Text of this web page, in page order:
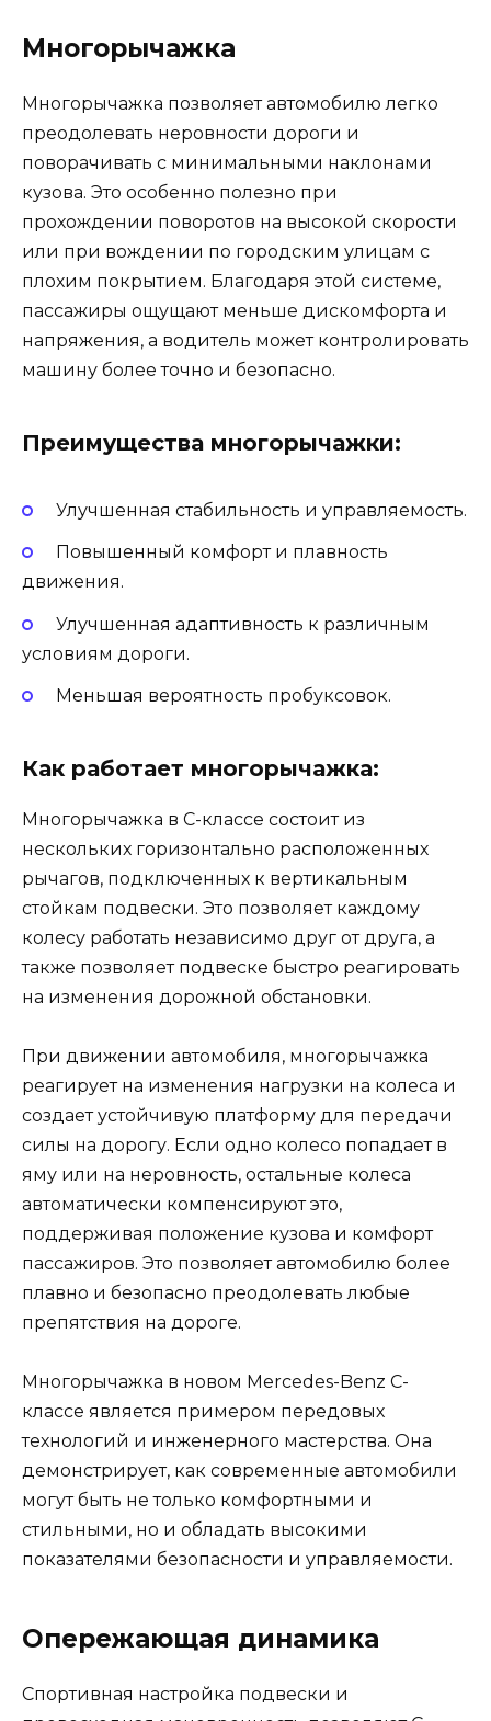
Многорычажка
Многорычажка позволяет автомобилю легко
преодолевать неровности дороги и
поворачивать с минимальными наклонами
кузова. Это особенно полезно при
прохождении поворотов на высокой скорости
или при вождении по городским улицам с
плохим покрытием. Благодаря этой системе,
пассажиры ощущают меньше дискомфорта и
напряжения, а водитель может контролировать
машину более точно и безопасно.
Преимущества многорычажки:
Улучшенная стабильность и управляемость.
Повышенный комфорт и плавность
движения.
Улучшенная адаптивность к различным
условиям дороги.
Меньшая вероятность пробуксовок.
Как работает многорычажка:
Многорычажка в C-классе состоит из
нескольких горизонтально расположенных
рычагов, подключенных к вертикальным
стойкам подвески. Это позволяет каждому
колесу работать независимо друг от друга, а
также позволяет подвеске быстро реагировать
на изменения дорожной обстановки.
При движении автомобиля, многорычажка
реагирует на изменения нагрузки на колеса и
создает устойчивую платформу для передачи
силы на дорогу. Если одно колесо попадает в
яму или на неровность, остальные колеса
автоматически компенсируют это,
поддерживая положение кузова и комфорт
пассажиров. Это позволяет автомобилю более
плавно и безопасно преодолевать любые
препятствия на дороге.
Многорычажка в новом Mercedes-Benz C-
классе является примером передовых
технологий и инженерного мастерства. Она
демонстрирует, как современные автомобили
могут быть не только комфортными и
стильными, но и обладать высокими
показателями безопасности и управляемости.
Опережающая динамика
Спортивная настройка подвески и